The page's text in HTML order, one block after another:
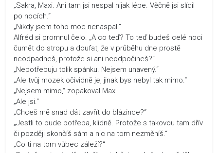
„Sakra, Maxi. Ani tam jsi nespal nijak lépe. Věčně jsi slídil
po nocích.“
„Nikdy jsem toho moc nenaspal.“
Alfréd si promnul čelo. „A co teď? To teď budeš celé noci
čumět do stropu a doufat, že v průběhu dne prostě
neodpadneš, protože si ani neodpočineš?“
„Nepotřebuju tolik spánku. Nejsem unavený.“
„Ale tvůj mozek očividně je, jinak bys nebyl tak mimo.“
„Nejsem mimo,“ zopakoval Max.
„Ale jsi.“
„Chceš mě snad dát zavřít do blázince?“
„Jestli to bude potřeba, klidně. Protože s takovou tam dřív
či později skončíš sám a nic na tom nezměníš.“
„Co ti na tom vůbec záleží?“